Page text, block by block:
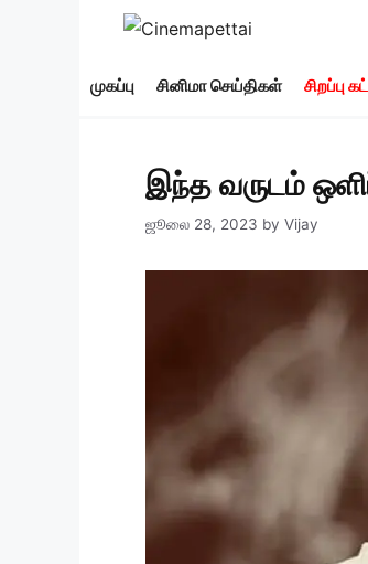
முகப்பு சினிமா செய்திகள் சிறப்பு
இந்த வருடம்
ஜூலை 28, 2023 by Vijay